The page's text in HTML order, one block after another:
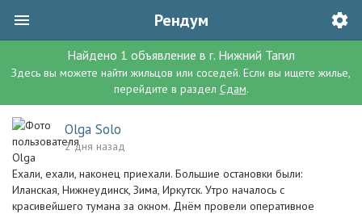
Рендум
Найдено 1 объявление в г. Нижний Тагил
Здесь вы можете найти жильцов или соседей. Если вы ищете жилье,
перейдите в раздел Сдам.
Olga Solo
2 дня назад
Ехали, ехали, наконец приехали. Большие остановки были:
Иланская, Нижнеудинск, Зима, Иркутск. Утро началось с
красивейшего тумана за окном. Днём провели оперативное